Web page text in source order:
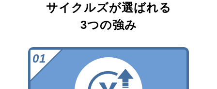
サイクルズが選ばれる
3つの強み